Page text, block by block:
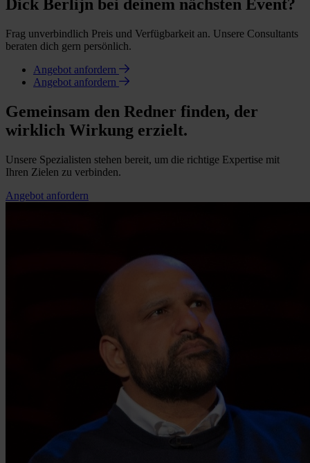
Dick Berlijn bei deinem nächsten Event?
Frag unverbindlich Preis und Verfügbarkeit an. Unsere Consultants
beraten dich gern persönlich.
Angebot anfordern
Angebot anfordern
Gemeinsam den Redner finden, der
wirklich Wirkung erzielt.
Unsere Spezialisten stehen bereit, um die richtige Expertise mit
Ihren Zielen zu verbinden.
Angebot anfordern